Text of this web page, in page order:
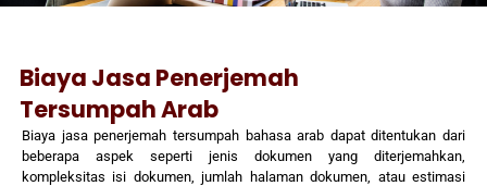
Biaya Jasa Penerjemah
Tersumpah Arab
Biaya jasa penerjemah tersumpah bahasa arab dapat ditentukan dari
beberapa aspek seperti jenis dokumen yang diterjemahkan,
kompleksitas isi dokumen, jumlah halaman dokumen, atau estimasi